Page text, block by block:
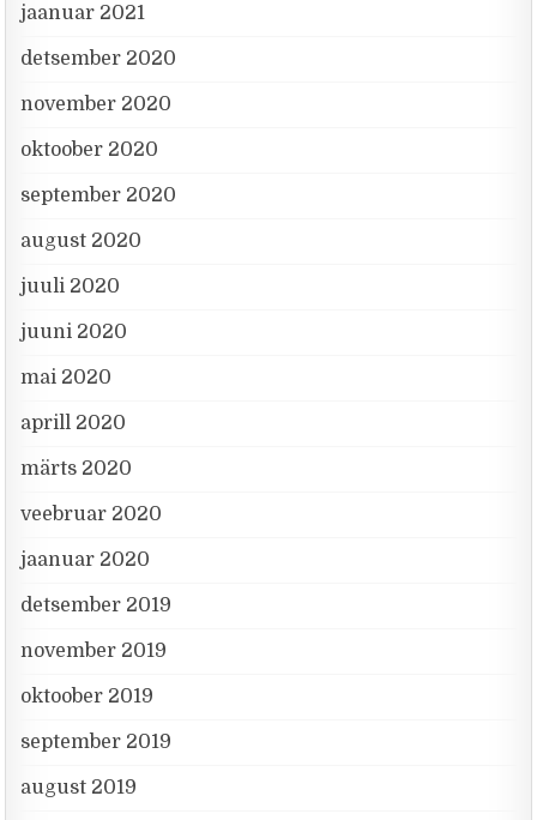
jaanuar 2021
detsember 2020
november 2020
oktoober 2020
september 2020
august 2020
juuli 2020
juuni 2020
mai 2020
aprill 2020
märts 2020
veebruar 2020
jaanuar 2020
detsember 2019
november 2019
oktoober 2019
september 2019
august 2019